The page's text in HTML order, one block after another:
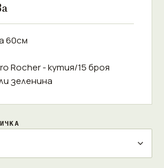
60см
Rocher - кутия/15 броя
зеленина